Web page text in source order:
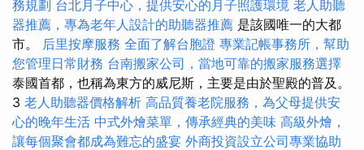
務規劃 台北月子中心，提供安心的月子照護環境 老人助聽
器推薦，專為老年人設計的助聽器推薦 是該國唯一的大都
市。 后里按摩服務 全面了解台胞證 專業記帳事務所，幫助
您管理日常財務 台南搬家公司，當地可靠的搬家服務選擇
泰國首都，也稱為東方的威尼斯，主要是由於聖殿的普及。
3 老人助聽器價格解析 高品質養老院服務，為父母提供安
心的晚年生活 中式外燴菜單，傳承經典的美味 高級外燴，
讓每個聚會都成為難忘的盛宴 外商投資設立公司專業協助